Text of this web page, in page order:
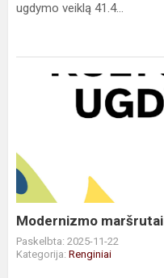
ugdymo veiklą 41.4...
Modernizmo
Modernizmo maršrutai
Paskelbta: 2025-11-22
Kategorija: Renginiai